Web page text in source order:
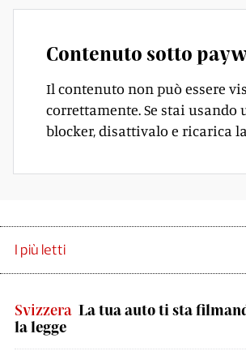
Contenuto sotto
Il contenuto non può essere
correttamente. Se stai usando
blocker, disattivalo e ricarica
I più letti
Svizzera La tua auto ti sta
la legge